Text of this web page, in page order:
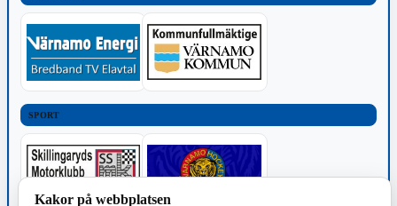
SPORT
Kakor på webbplatsen